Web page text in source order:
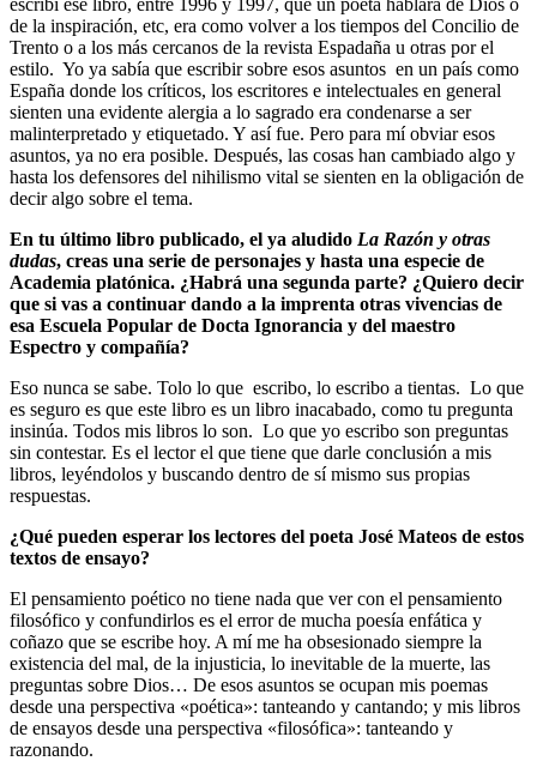
de la inspiración, etc, era como volver a los tiempos del Concilio de
Trento o a los más cercanos de la revista Espadaña u otras por el
estilo. Yo ya sabía que escribir sobre esos asuntos en un país como
España donde los críticos, los escritores e intelectuales en general
sienten una evidente alergia a lo sagrado era condenarse a ser
malinterpretado y etiquetado. Y así fue. Pero para mí obviar esos
asuntos, ya no era posible. Después, las cosas han cambiado algo y
hasta los defensores del nihilismo vital se sienten en la obligación de
decir algo sobre el tema.
En tu último libro publicado, el ya aludido La Razón y otras
dudas, creas una serie de personajes y hasta una especie de
Academia platónica. ¿Habrá una segunda parte? ¿Quiero decir
que si vas a continuar dando a la imprenta otras vivencias de
esa Escuela Popular de Docta Ignorancia y del maestro
Espectro y compañía?
Eso nunca se sabe. Tolo lo que escribo, lo escribo a tientas. Lo que
es seguro es que este libro es un libro inacabado, como tu pregunta
insinúa. Todos mis libros lo son. Lo que yo escribo son preguntas
sin contestar. Es el lector el que tiene que darle conclusión a mis
libros, leyéndolos y buscando dentro de sí mismo sus propias
respuestas.
¿Qué pueden esperar los lectores del poeta José Mateos de estos
textos de ensayo?
El pensamiento poético no tiene nada que ver con el pensamiento
filosófico y confundirlos es el error de mucha poesía enfática y
coñazo que se escribe hoy. A mí me ha obsesionado siempre la
existencia del mal, de la injusticia, lo inevitable de la muerte, las
preguntas sobre Dios… De esos asuntos se ocupan mis poemas
desde una perspectiva «poética»: tanteando y cantando; y mis libros
de ensayos desde una perspectiva «filosófica»: tanteando y
razonando.